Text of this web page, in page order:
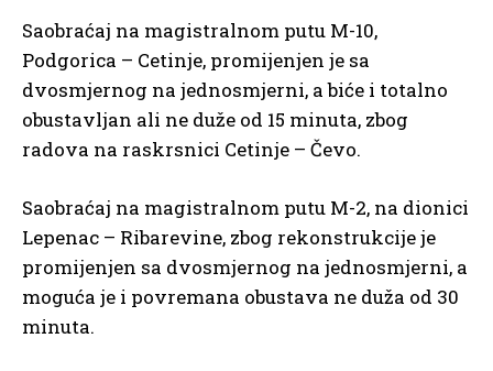
Saobraćaj na magistralnom putu M-10,
Podgorica – Cetinje, promijenjen je sa
dvosmjernog na jednosmjerni, a biće i totalno
obustavljan ali ne duže od 15 minuta, zbog
radova na raskrsnici Cetinje – Čevo.
Saobraćaj na magistralnom putu M-2, na dionici
Lepenac – Ribarevine, zbog rekonstrukcije je
promijenjen sa dvosmjernog na jednosmjerni, a
moguća je i povremana obustava ne duža od 30
minuta.